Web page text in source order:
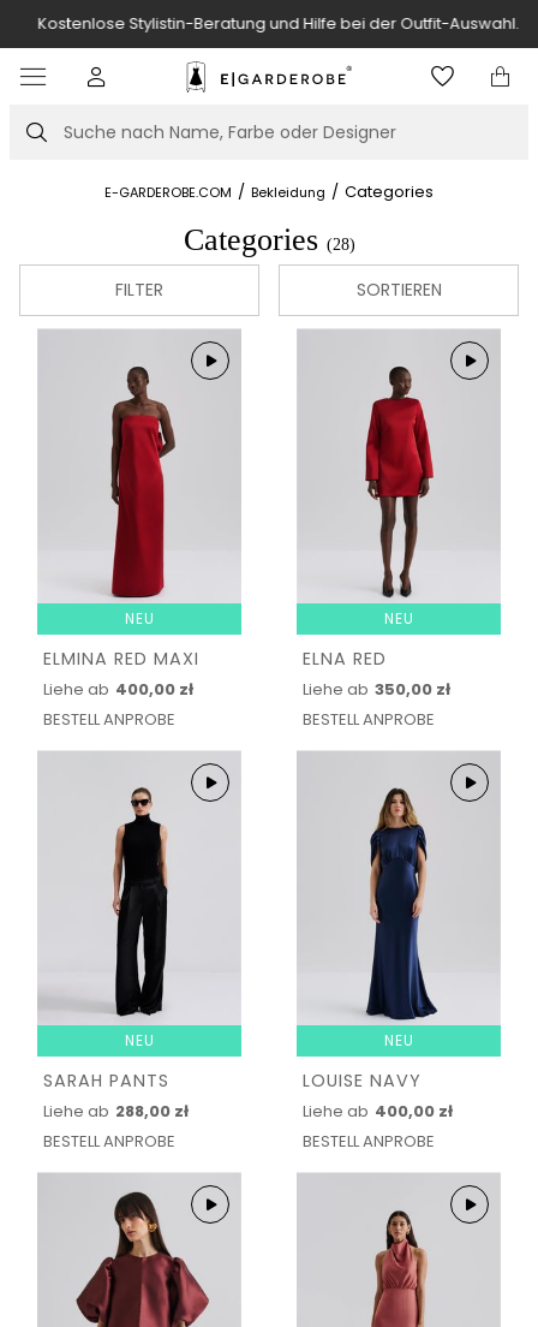
Kostenlose Stylistin-Beratung und Hilfe bei der Outfit-Auswahl.
Suche
E-GARDEROBE.COM / Bekleidung / Categories
Categories (28)
FILTER SORTIEREN
NEU
ELMINA RED MAXI
Liehe ab 400,00 zł
BESTELL ANPROBE
NEU
ELNA RED
Liehe ab 350,00 zł
BESTELL ANPROBE
NEU
SARAH PANTS
Liehe ab 288,00 zł
BESTELL ANPROBE
NEU
LOUISE NAVY
Liehe ab 400,00 zł
BESTELL ANPROBE